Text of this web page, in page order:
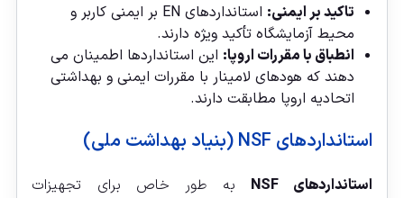
تاکید بر ایمنی:
استانداردهای EN بر ایمنی کاربر و
محیط آزمایشگاه تأکید ویژه دارند.
انطباق با مقررات اروپا: این استانداردها اطمینان می‌
دهند که هودهای لامینار با مقررات ایمنی و بهداشتی
اتحادیه اروپا مطابقت دارند.
استانداردهای NSF (بنیاد بهداشت ملی)
استانداردهای NSF
به طور خاص برای تجهیزات